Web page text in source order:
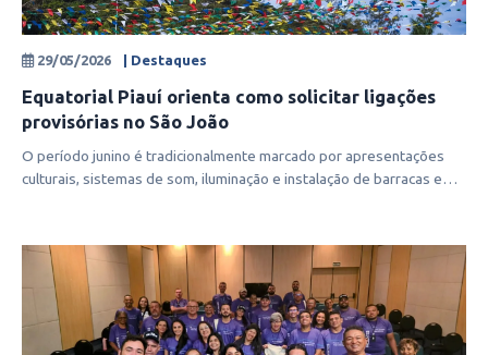
29/05/2026 | Destaques
Equatorial Piauí orienta como solicitar ligações
provisórias no São João
O período junino é tradicionalmente marcado por apresentações
culturais, sistemas de som, iluminação e instalação de barracas em